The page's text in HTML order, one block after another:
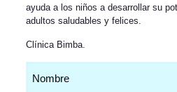
ayuda a los niños a desarrollar su
adultos saludables y felices.
Clínica Bimba.
(Obligatorio)